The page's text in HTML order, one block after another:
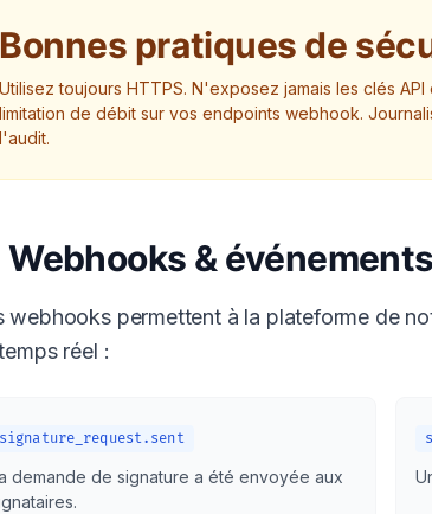
Bonnes pratiques de
Utilisez toujours HTTPS. N'exposez jamais les clés
limitation de débit sur vos endpoints webhook.
l'audit.
Webhooks &
webhooks permettent à la plateforme de
réel :
signature_request.sent
demande de signature a été envoyée aux